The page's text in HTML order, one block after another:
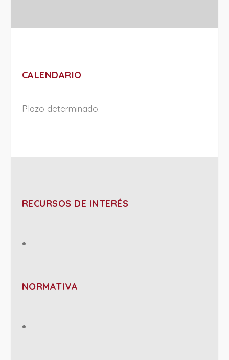
CALENDARIO
Plazo determinado.
RECURSOS DE INTERÉS
NORMATIVA